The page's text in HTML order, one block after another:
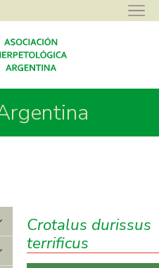
Herpetofauna Argentina
Crotalus durissus terrificus
Crotalus durissus
terrificus